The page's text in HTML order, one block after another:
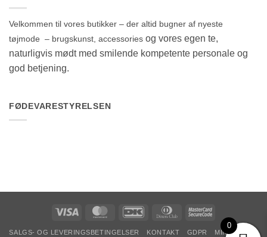
Velkommen til vores butikker – der altid bugner af nyeste
tøjmode – brugskunst, accessories og vores egen te,
naturligvis mødt med smilende kompetente personale og
god betjening.
FØDEVARESTYRELSEN
Visa MasterCard DanKort
Dinners
MasterCard
SALGS- OG LEVERINGSBETINGELSER KONTAKT GDPR
MIN KONTO
0